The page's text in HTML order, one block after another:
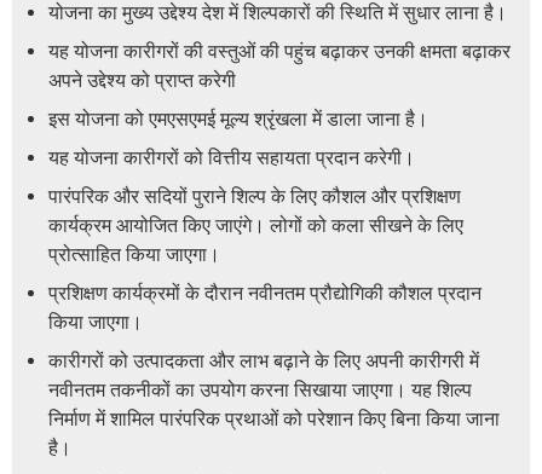
योजना का मुख्य उद्देश्य देश में शिल्पकारों की स्थिति में सुधार लाना है।
यह योजना कारीगरों की वस्तुओं की पहुंच बढ़ाकर उनकी क्षमता बढ़ाकर
अपने उद्देश्य को प्राप्त करेगी
इस योजना को एमएसएमई मूल्य श्रृंखला में डाला जाना है।
यह योजना कारीगरों को वित्तीय सहायता प्रदान करेगी।
पारंपरिक और सदियों पुराने शिल्प के लिए कौशल और प्रशिक्षण
कार्यक्रम आयोजित किए जाएंगे। लोगों को कला सीखने के लिए
प्रोत्साहित किया जाएगा।
प्रशिक्षण कार्यक्रमों के दौरान नवीनतम प्रौद्योगिकी कौशल प्रदान
किया जाएगा।
कारीगरों को उत्पादकता और लाभ बढ़ाने के लिए अपनी कारीगरी में
नवीनतम तकनीकों का उपयोग करना सिखाया जाएगा। यह शिल्प
निर्माण में शामिल पारंपरिक प्रथाओं को परेशान किए बिना किया जाना
है।